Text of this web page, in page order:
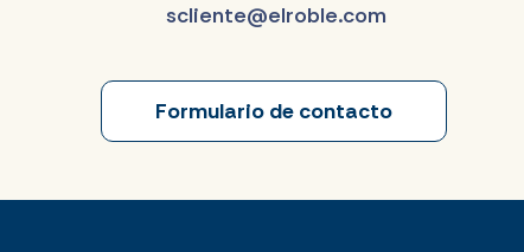
scliente@elroble.com
Formulario de contacto